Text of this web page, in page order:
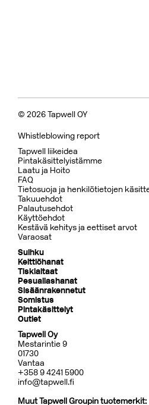
© 2026 Tapwell OY
Whistleblowing report
Tapwell liikeidea
Pintakäsittelyistämme
Laatu ja Hoito
FAQ
Tietosuoja ja henkilötietojen
Takuuehdot
Palautusehdot
Käyttöehdot
Kestävä kehitys ja eettiset arvot
Varaosat
Suihku
Keittiöhanat
Tiskialtaat
Pesuallashanat
Sisäänrakennetut
Somistus
Pintakäsittelyt
Outlet
Tapwell Oy
Mestarintie 9
01730
Vantaa
+358 9 4241 5900
info@tapwell.fi
Muut Tapwell Groupin tuotemerkit: